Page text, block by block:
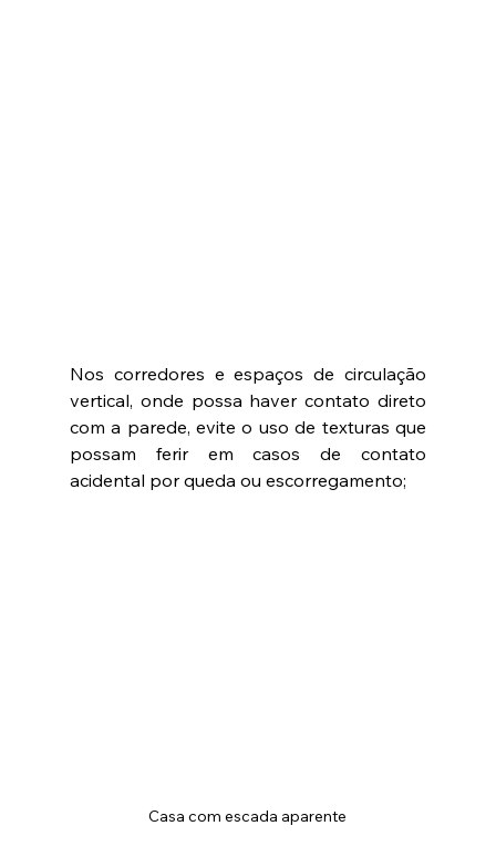
Nos corredores e espaços de circulação
vertical, onde possa haver contato direto
com a parede, evite o uso de texturas que
possam ferir em casos de contato
acidental por queda ou escorregamento;
Casa com escada aparente